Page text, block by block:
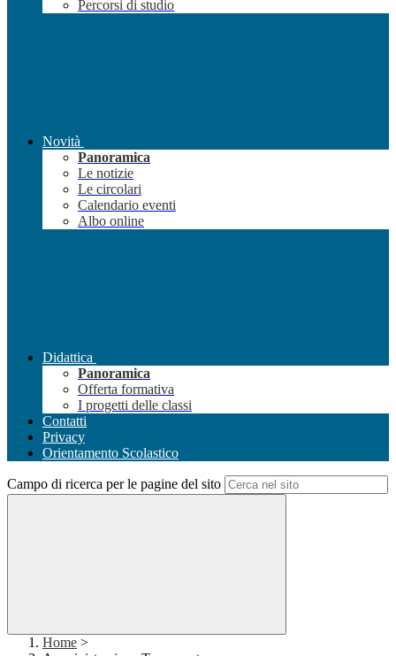
Percorsi di studio
Novità
Panoramica
Le notizie
Le circolari
Calendario eventi
Albo online
Didattica
Panoramica
Offerta formativa
I progetti delle classi
Contatti
Privacy
Orientamento Scolastico
Campo di ricerca per le pagine del sito
Home >